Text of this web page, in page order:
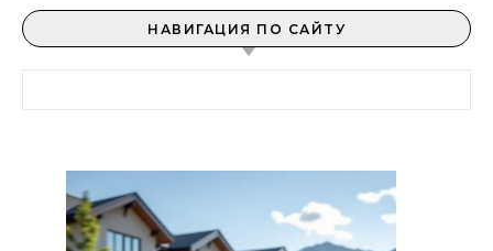
НАВИГАЦИЯ ПО САЙТУ